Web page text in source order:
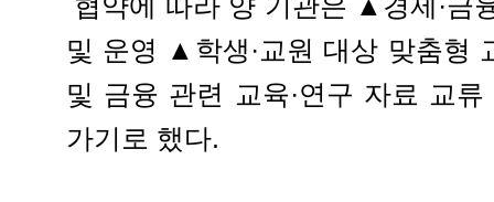
및 운영 ▲학생·교원 대상 맞춤형
및 금융 관련 교육·연구 자료 교
가기로 했다.